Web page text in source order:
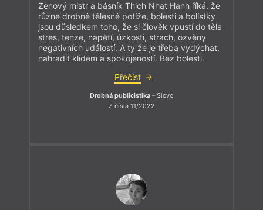
Zenový mistr a básník Thich Nhat Hanh říká, že
různé drobné tělesné potíže, bolesti a bolístky
jsou důsledkem toho, že si člověk vpustí do těla
stres, tenze, napětí, úzkosti, strach, ozvěny
negativních událostí. A ty že je třeba vydýchat,
nahradit klidem a spokojeností. Bez bolesti.
Přečíst
Drobná publicistika – Slovo
Z čísla 11/2022